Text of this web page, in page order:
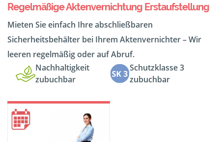
Regelmäßige Aktenvernichtung Erstaufstellung
Mieten Sie einfach Ihre abschließbaren
Sicherheitsbehälter bei Ihrem Aktenvernichter – Wir
leeren regelmäßig oder auf Abruf.
Nachhaltigkeit
zubuchbar
Schutzklasse 3
zubuchbar